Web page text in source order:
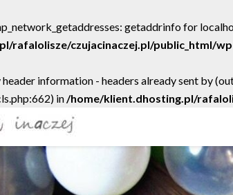
getaddrinfo for
rafalolisze/czujacinaczej.pl/public_html/
header information - headers already sent by
in/home/klient.dhosting.pl/